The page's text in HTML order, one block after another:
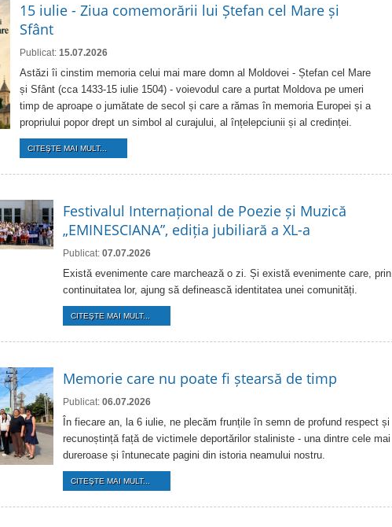
15 iulie - Ziua comemorării lui Ștefan cel Mare și
Sfânt
Publicat: 15.07.2026
Astăzi îi cinstim memoria celui mai mare domn al Moldovei - Ștefan cel Mare
și Sfânt (cca 1433-15 iulie 1504) - voievodul care a purtat Moldova pe umeri
timp de aproape o jumătate de secol și care a rămas în memoria Europei și a
propriului popor drept un simbol al curajului, al înțelepciunii și al credinței.
CITEŞTE MAI MULT...
Festivalul Internațional de Poezie și Muzică
„EMINESCIANA”, ediția jubiliară a XL-a
Publicat: 07.07.2026
Există evenimente care marchează o zi. Și există evenimente care, prin
continuitatea lor, ajung să definească identitatea unei comunități.
CITEŞTE MAI MULT...
Memorie care nu poate fi ștearsă de timp
Publicat: 06.07.2026
În fiecare an, la 6 iulie, ne plecăm frunțile în semn de profund respect și
recunoștință față de victimele deportărilor staliniste - una dintre cele mai
dureroase și întunecate pagini din istoria neamului nostru.
CITEŞTE MAI MULT...